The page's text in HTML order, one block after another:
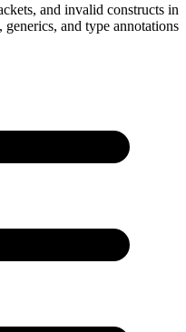
and invalid constructs in
generics, and type annotations.